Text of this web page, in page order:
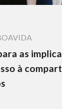
as
à